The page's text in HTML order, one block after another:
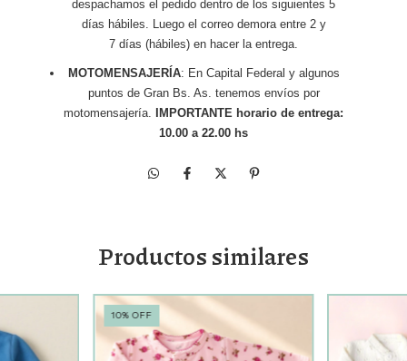
despachamos el pedido dentro de los siguientes 5
días hábiles. Luego el correo demora entre 2 y
7 días (hábiles) en hacer la entrega.
MOTOMENSAJERÍA: En Capital Federal y algunos
puntos de Gran Bs. As. tenemos envíos por
motomensajería.
IMPORTANTE horario de entrega:
10.00 a 22.00 hs
Productos similares
10%OFF